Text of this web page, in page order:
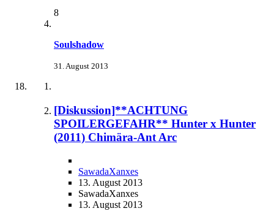
8
Soulshadow
31. August 2013
[Diskussion]**ACHTUNG
SPOILERGEFAHR** Hunter x Hunter
(2011) Chimära-Ant Arc
SawadaXanxes
13. August 2013
SawadaXanxes
13. August 2013